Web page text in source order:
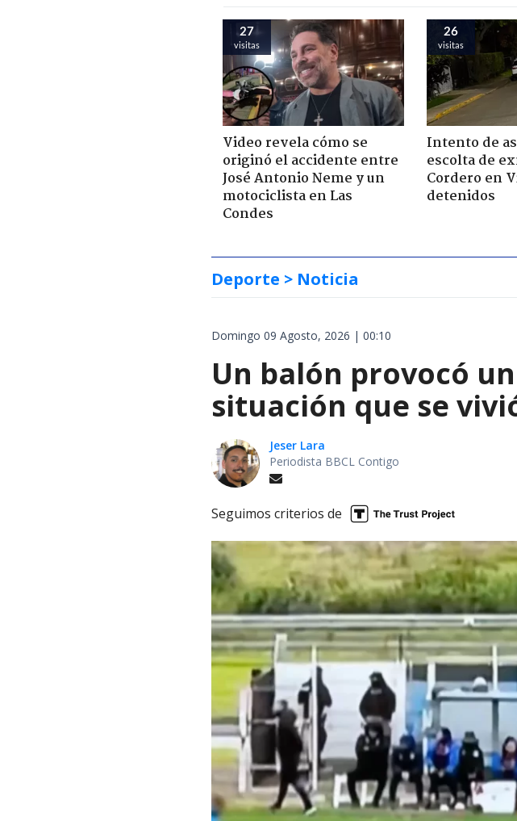
27
visitas
Video revela cómo se
originó el accidente entre
José Antonio Neme y un
motociclista en Las
Condes
26
visitas
Intento de
escolta de
Cordero en
detenidos
Deporte > Noticia
Domingo 09 Agosto, 2026 | 00:10
Un balón provocó
situación que se
Jeser Lara
Periodista BBCL Contigo
Seguimos criterios de